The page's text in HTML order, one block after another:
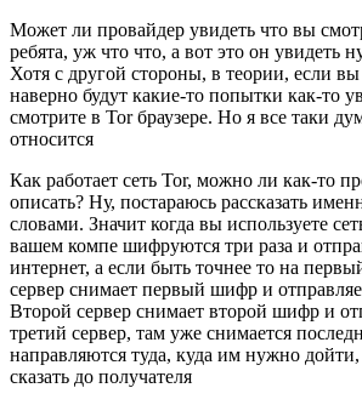
Может ли провайдер увидеть что вы
ребята, уж что что, а вот это он увидеть
Хотя с другой стороны, в теории, если вы
наверно будут какие-то попытки как-то
смотрите в Tor браузере. Но я все таки
относится
Как работает сеть Tor, можно ли как-то
описать? Ну, постараюсь рассказать
словами. Значит когда вы используете
вашем компе шифруются три раза и
интернет, а если быть точнее то на
сервер снимает первый шифр и
Второй сервер снимает второй шифр и
третий сервер, там уже снимается
направляются туда, куда им нужно дойти,
сказать до получателя